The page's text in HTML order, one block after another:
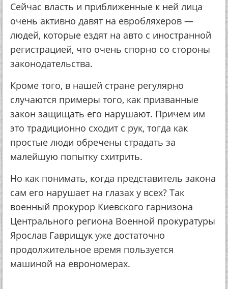
Сейчас власть и приближенные к ней лица
очень активно давят на евробляхеров —
людей, которые ездят на авто с иностранной
регистрацией, что очень спорно со стороны
законодательства.
Кроме того, в нашей стране регулярно
случаются примеры того, как призванные
закон защищать его нарушают. Причем им
это традиционно сходит с рук, тогда как
простые люди обречены страдать за
малейшую попытку схитрить.
Но как понимать, когда представитель закона
сам его нарушает на глазах у всех? Так
военный прокурор Киевского гарнизона
Центрального региона Военной прокуратуры
Ярослав Гаврищук уже достаточно
продолжительное время пользуется
машиной на еврономерах.